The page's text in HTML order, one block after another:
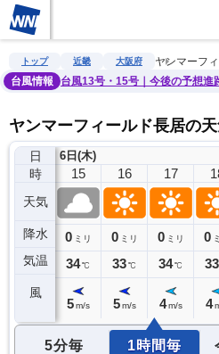
雨雲レーダー 台風情報 地震情報
トップ 近畿 大阪府
ヤンマーフ
台風情報
台風13号・15号｜今後の予想進
ヤンマーフィールド長居の
日
時
天気
降水
気温
風
6日(木)
14
0ミリ
35℃
15
0 ミリ
34℃
5 m/s
16
0 ミリ
33℃
5 m/s
17
0 ミリ
34℃
4 m/s
0
33
4
5分毎 1時間毎